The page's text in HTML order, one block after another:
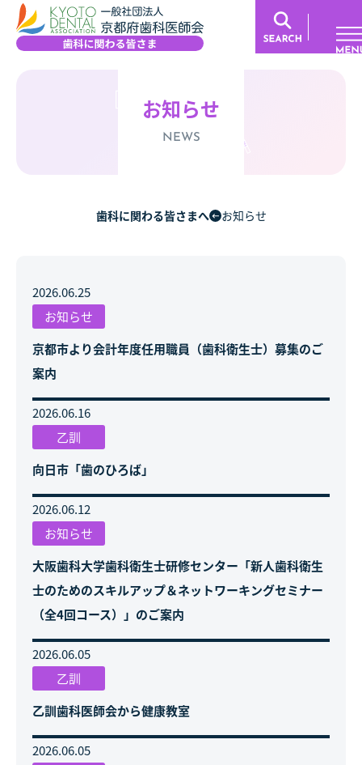
お知らせ
NEWS
歯科に関わる皆さまへ お知らせ
2026.06.25
お知らせ
京都市より会計年度任用職員（歯科衛生士）募集のご
案内
2026.06.16
乙訓
向日市「歯のひろば」
2026.06.12
お知らせ
大阪歯科大学歯科衛生士研修センター「新人歯科衛生
士のためのスキルアップ＆ネットワーキングセミナー
（全4回コース）」のご案内
2026.06.05
乙訓
乙訓歯科医師会から健康教室
2026.06.05